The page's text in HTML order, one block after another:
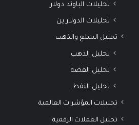
تحليلات الباوند دولار
تحليلات الدولار ين
تحليل السلع والذهب
تحليل الذهب
تحليل الفضة
تحليل النفط
تحليلات المؤشرات العالمية
تحليل العملات الرقمية